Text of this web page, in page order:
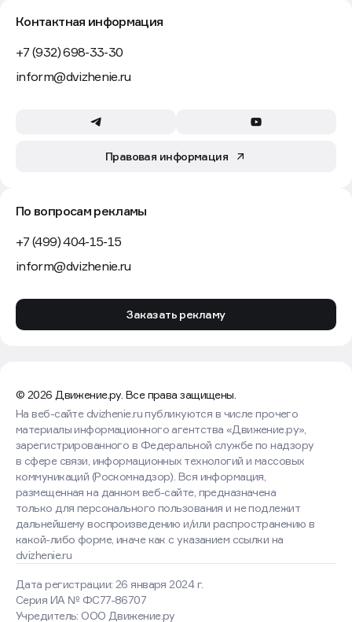
Контактная информация
+7 (932) 698-33-30
inform@dvizhenie.ru
Правовая информация
По вопросам рекламы
+7 (499) 404-15-15
inform@dvizhenie.ru
Заказать рекламу
© 2026 Движение.ру. Все права защищены.
Дата регистрации: 26 января 2024 г.
Серия ИА № ФС77-86707
Учредитель: ООО Движение.ру
На веб-сайте dvizhenie.ru публикуются в числе прочего
материалы информационного агентства «Движение.ру»,
зарегистрированного в Федеральной службе по надзору
в сфере связи, информационных технологий и массовых
коммуникаций (Роскомнадзор). Вся информация,
размещенная на данном веб-сайте, предназначена
только для персонального пользования и не подлежит
дальнейшему воспроизведению и/или распространению в
какой-либо форме, иначе как с указанием ссылки на
dvizhenie.ru